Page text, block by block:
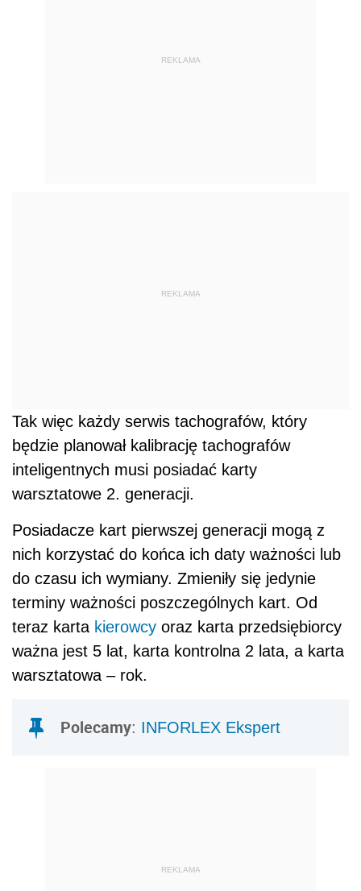
REKLAMA
REKLAMA
Tak więc każdy serwis tachografów, który
będzie planował kalibrację tachografów
inteligentnych musi posiadać karty
warsztatowe 2. generacji.
Posiadacze kart pierwszej generacji mogą z
nich korzystać do końca ich daty ważności lub
do czasu ich wymiany. Zmieniły się jedynie
terminy ważności poszczególnych kart. Od
teraz karta kierowcy oraz karta przedsiębiorcy
ważna jest 5 lat, karta kontrolna 2 lata, a karta
warsztatowa – rok.
Polecamy: INFORLEX Ekspert
REKLAMA